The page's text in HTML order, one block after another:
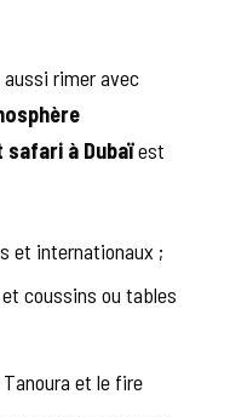
rimer avec
safari à Dubaïest
et internationaux ;
coussins ou tables
et le fire